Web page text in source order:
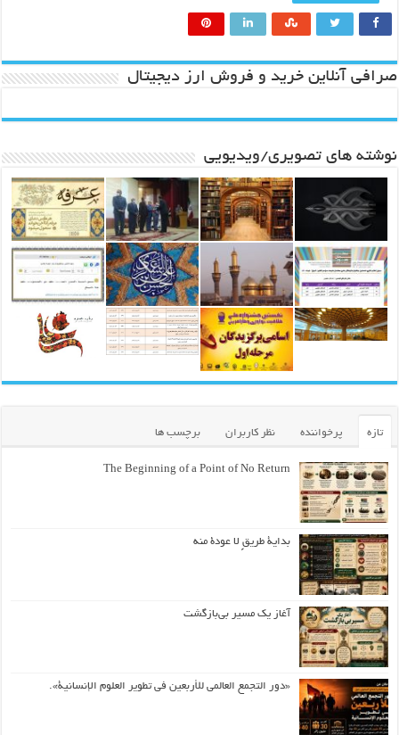
صرافی آنلاین خرید و فروش ارز دیجیتال
نوشته های تصویری/ویدیویی
تازه پرخواننده نظر کاربران برچسب ها
The Beginning of a Point of No Return
بداية طريقٍ لا عودة منه
آغاز یک مسیر بی‌بازگشت
«دور التجمع العالمي للأربعين في تطوير العلوم الإنسانية».